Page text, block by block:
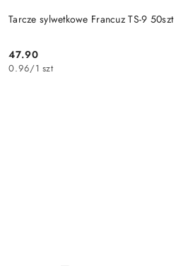
Tarcze sylwetkowe Francuz TS-9 50szt
Cena:
47.90
0.96/1 szt